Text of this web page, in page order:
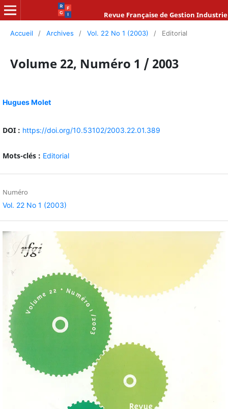
Revue Française de Gestion
Accueil / Archives / Vol. 22 No 1 (2003) / Editorial
Volume 22, Numéro 1 / 2003
Hugues Molet
DOI : https://doi.org/10.53102/2003.22.01.389
Mots-clés : Editorial
Numéro
Vol. 22 No 1 (2003)